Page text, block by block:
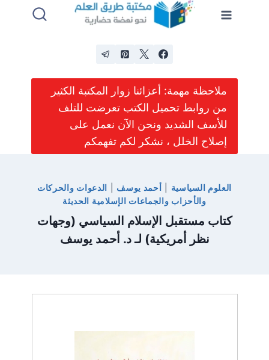
ملاحظة مهمة: أعزائنا زوار المكتبة الكثير
من روابط تحميل الكتب تعرضت للتلف
للأسف الشديد ونحن الآن نعمل على
إصلاح الخلل ، نشكر لكم تفهمكم
العلوم السياسية أحمد يوسف
الدعوات والحركات
والأحزاب والجماعات الإسلامية الحديثة
كتاب مستقبل الإسلام السياسي (وجهات
نظر أمريكية) لـ د. أحمد يوسف